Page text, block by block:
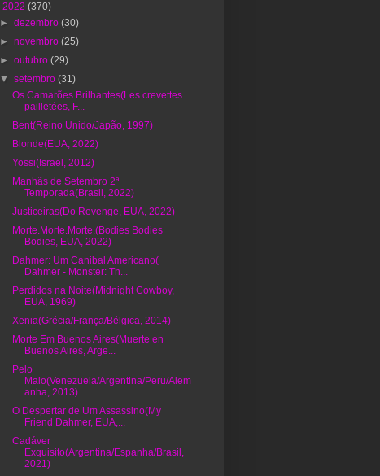
2022 (370)
►dezembro(30)
►novembro(25)
►outubro(29)
▼setembro(31)
Os Camarões Brilhantes(Les crevettes
pailletées, F...
Bent(Reino Unido/Japão, 1997)
Blonde(EUA, 2022)
Yossi(Israel, 2012)
Manhãs de Setembro 2ª
Temporada(Brasil, 2022)
Justiceiras(Do Revenge, EUA, 2022)
Morte.Morte.Morte.(Bodies Bodies
Bodies, EUA, 2022)
Dahmer: Um Canibal Americano(
Dahmer - Monster: Th...
Perdidos na Noite(Midnight Cowboy,
EUA, 1969)
Xenia(Grécia/França/Bélgica, 2014)
Morte Em Buenos Aires(Muerte en
Buenos Aires, Arge...
Pelo
Malo(Venezuela/Argentina/Peru/Alem
anha, 2013)
O Despertar de Um Assassino(My
Friend Dahmer, EUA,...
Cadáver
Exquisito(Argentina/Espanha/Brasil,
2021)